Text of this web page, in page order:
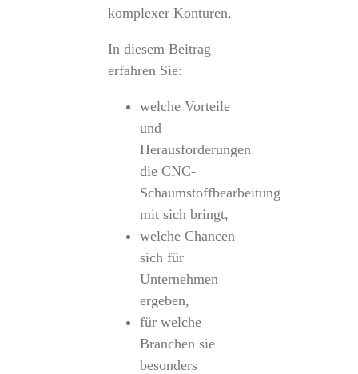
komplexer Konturen.
In diesem Beitrag
erfahren Sie:
welche Vorteile
und
Herausforderungen
die CNC-
Schaumstoffbearbeitung
mit sich bringt,
welche Chancen
sich für
Unternehmen
ergeben,
für welche
Branchen sie
besonders